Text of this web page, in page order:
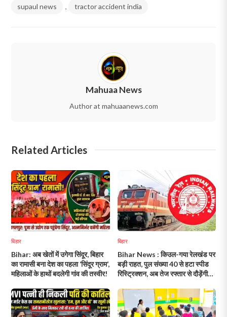
supaul news , tractor accident india
Mahuaa News
Author at mahuaanews.com
Related Articles
बिहार
Bihar: अब खेतों में उगेगा सिंदूर, बिहार
का रामासी बना देश का पहला ‘सिंदूर ग्राम’,
महिलाओं के हाथों बदलेगी गांव की तस्वीर!
बिहार
Bihar News : किउल-गया रेलखंड पर
बड़ी राहत, पुल संख्या 40 से हटा स्पीड
रिस्ट्रिक्शन, अब तेज रफ्तार से दौड़ेंगी